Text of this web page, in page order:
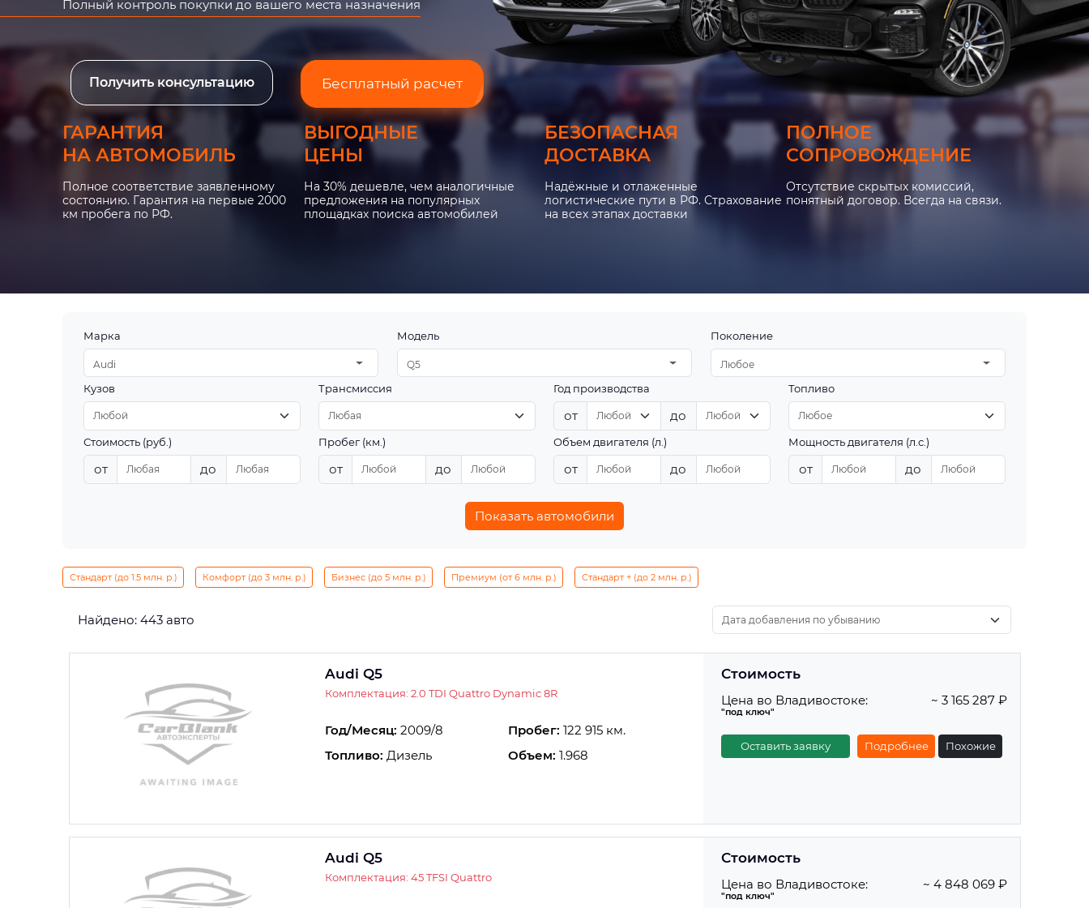
Полный контроль покупки до вашего места назначения
Получить консультацию Бесплатный расчет
ГАРАНТИЯ
НА АВТОМОБИЛЬ
Полное соответствие заявленному
состоянию. Гарантия на первые 2000
км пробега по РФ.
ВЫГОДНЫЕ
ЦЕНЫ
На 30% дешевле, чем аналогичные
предложения на популярных
площадках поиска автомобилей
БЕЗОПАСНАЯ
ДОСТАВКА
Надёжные и отлаженные
логистические пути в РФ. Страхование
на всех этапах доставки
ПОЛНОЕ
СОПРОВОЖДЕНИЕ
Отсутствие скрытых комиссий,
понятный договор. Всегда на связи.
Марка
Audi
Модель
Q5
Поколение
Любое
Кузов Трансмиссия Год производства
от до
Топливо
Стоимость (руб.)
от до
Пробег (км.)
от до
Объем двигателя (л.)
от до
Мощность двигателя (л.с.)
от до
Показать автомобили
Стандарт (до 1.5 млн. р.) Комфорт (до 3 млн. р.) Бизнес (до 5 млн. р.) Премиум (от 6 млн. р.) Стандарт + (до 2 млн. р.)
Найдено: 443 авто
Audi Q5
Комплектация: 2.0 TDI Quattro Dynamic 8R
Год/Месяц: 2009/8 Пробег: 122 915 км.
Топливо: Дизель Объем: 1.968
Стоимость
Цена во Владивостоке:
"под ключ"
~ 3 165 287 ₽
Оставить заявку Подробнее Похожие
Audi Q5
Комплектация: 45 TFSI Quattro
Стоимость
Цена во Владивостоке:
"под ключ"
~ 4 848 069 ₽